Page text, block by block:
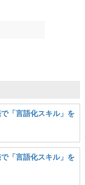
「言語化スキル」を
「言語化スキル」を